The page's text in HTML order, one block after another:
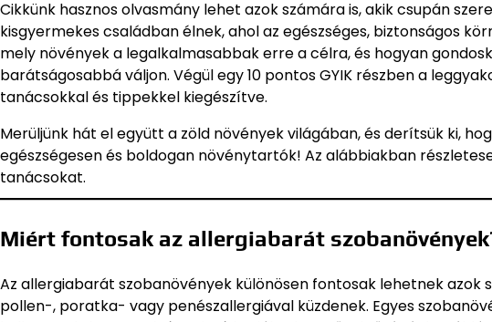
Cikkünk hasznos olvasmány lehet azok számára is, akik csupán
kisgyermekes családban élnek, ahol az egészséges, biztonságos
mely növények a legalkalmasabbak erre a célra, és hogyan
barátságosabbá váljon. Végül egy 10 pontos GYIK részben a
tanácsokkal és tippekkel kiegészítve.
Merüljünk hát el együtt a zöld növények világában, és derítsük ki,
egészségesen és boldogan növénytartók! Az alábbiakban
tanácsokat.
Miért fontosak az allergiabarát
Az allergiabarát szobanövények különösen fontosak lehetnek azok
pollen-, poratka- vagy penészallergiával küzdenek. Egyes